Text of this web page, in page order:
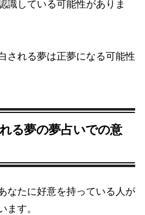
識している可能性がありま
される夢は正夢になる可能性
る夢の夢占いでの意
なたに好意を持っている人が
ます。